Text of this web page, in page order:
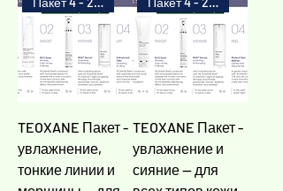
TEOXANE Пакет -
увлажнение,
тонкие линии и
TEOXANE Пакет -
увлажнение и
сияние — для